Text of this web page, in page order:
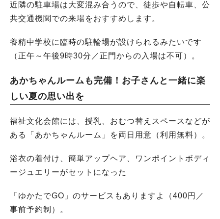
近隣の駐車場は大変混み合うので、徒歩や自転車、公
共交通機関での来場をおすすめします。
養精中学校に臨時の駐輪場が設けられるみたいです
（正午～午後9時30分／正門からの入場は不可）。
あかちゃんルームも完備！お子さんと一緒に楽
しい夏の思い出を
福祉文化会館には、授乳、おむつ替えスペースなどが
ある「あかちゃんルーム」を両日用意（利用無料）。
浴衣の着付け、簡単アップヘア、ワンポイントボディ
ージュエリーがセットになった
「ゆかたでGO」のサービスもありますよ（400円／
事前予約制）。